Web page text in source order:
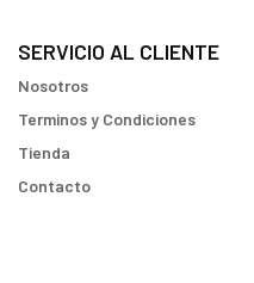
SERVICIO AL CLIENTE
Nosotros
Terminos y Condiciones
Tienda
Contacto